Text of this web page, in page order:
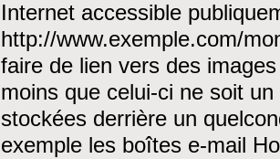
Internet accessible
http://www.exemple.com/
faire de lien vers des
moins que celui-ci ne soit
stockées derrière un
exemple les boîtes e-mail